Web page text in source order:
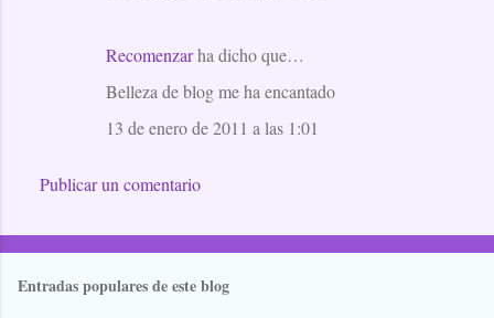
Recomenzarha dicho que…
Belleza de blog me ha encantado
13 de enero de 2011 a las 1:01
Publicar un comentario
Entradas populares de este blog